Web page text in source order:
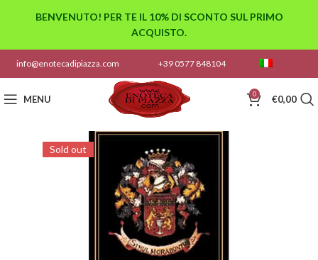
info@enotecadipiazza.com +39 0577 848104
MENU 0 €0,00
Sold out
BENVENUTO! PER TE IL 10% DI SCONTO SUL PRIMO
ACQUISTO.